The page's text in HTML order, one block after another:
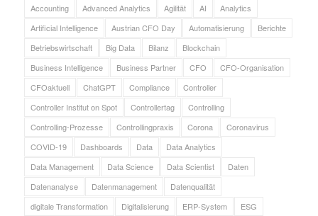
Accounting Advanced Analytics Agilität AI
Analytics
Artificial Intelligence
Austrian CFO Day Automatisierung
Berichte
Betriebswirtschaft
Big Data Bilanz
Blockchain
Business Intelligence
Business Partner CFO
CFO-Organisation
CFOaktuell
ChatGPT Compliance
Controller
Controller Institut on Spot
Controllertag
Controlling
Controlling-Prozesse
Controllingpraxis Corona
Coronavirus
COVID-19
Dashboards Data
Data Analytics
Data Management
Data Science Data Scientist
Daten
Datenanalyse
Datenmanagement
Datenqualität
digitale Transformation
Digitalisierung ERP-System ESG